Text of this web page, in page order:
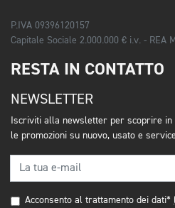
P.IVA 09396120157
Capitale Sociale 2.000.000 € i.v. - REA
RESTA IN CONTATTO
NEWSLETTER
Iscriviti alla newsletter per scoprire in
le promozioni su nuovo, usato e
Acconsento al trattamento dei dati*